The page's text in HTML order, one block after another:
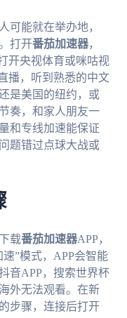
可能就在举办地，
打开番茄加速器，
开央视体育或咪咕视
播，听到熟悉的中文
是美国的纽约，或
奏，和家人朋友一
和专线加速能保证
题错过点球大战或
载番茄加速器APP，
”模式，APP会智能
音APP，搜索世界杯
外无法观看。在新
步骤，连接后打开